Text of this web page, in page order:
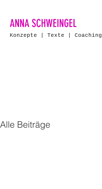
ANNA SCHWEINGEL
Konzepte | Texte | Coaching
Alle Beiträge